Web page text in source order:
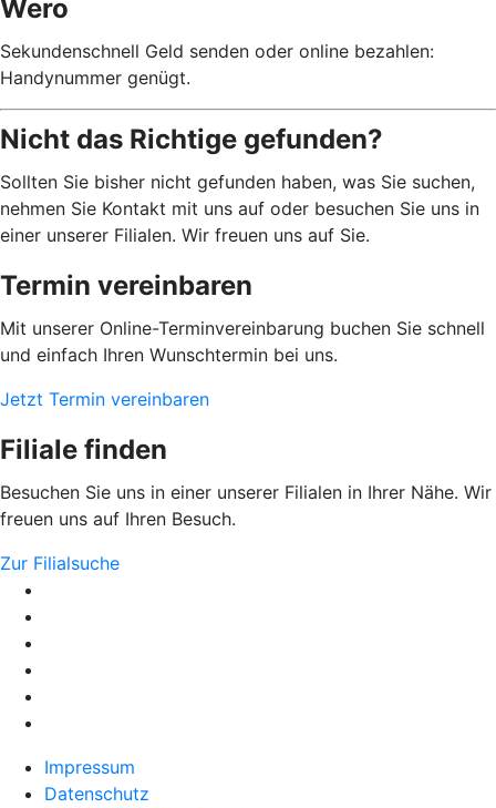
Wero
Sekundenschnell Geld senden oder online bezahlen:
Handynummer genügt.
Nicht das Richtige gefunden?
Sollten Sie bisher nicht gefunden haben, was Sie suchen,
nehmen Sie Kontakt mit uns auf oder besuchen Sie uns in
einer unserer Filialen. Wir freuen uns auf Sie.
Termin vereinbaren
Mit unserer Online-Terminvereinbarung buchen Sie schnell
und einfach Ihren Wunschtermin bei uns.
Jetzt Termin vereinbaren
Filiale finden
Besuchen Sie uns in einer unserer Filialen in Ihrer Nähe. Wir
freuen uns auf Ihren Besuch.
Zur Filialsuche
Impressum
Datenschutz